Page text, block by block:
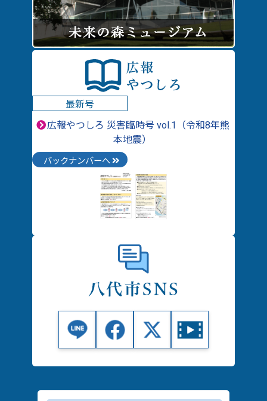
最新号
広報やつしろ 災害臨時号 vol.1（令和8年熊
本地震）
バックナンバーへ